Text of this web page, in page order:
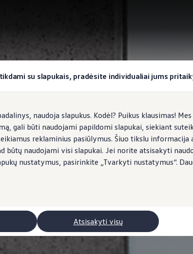
su slapukais, pradėsite individualiai jums
naudoja slapukus. Kodėl? Puikus klausimas!
gali būti naudojami papildomi slapukai, siekiant
reklaminius pasiūlymus. Šiuo tikslu
būtų naudojami visi slapukai. Jei norite atsisakyti
nustatymus, pasirinkite „Tvarkyti nustatymus“.
Atsisakyti visų
užduočiai